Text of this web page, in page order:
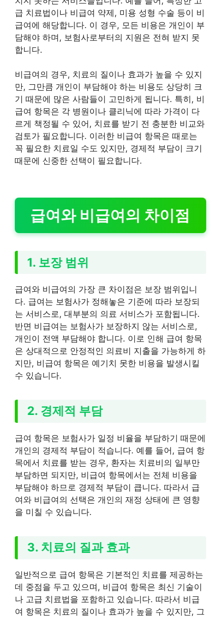
급 치료법이나 비급여 약제, 미용 성형 수술 등이 비
급여에 해당합니다. 이 경우, 모든 비용은 개인이 부
담해야 하며, 보험사로부터의 지원은 전혀 받지 못
합니다.
비급여의 경우, 치료의 질이나 효과가 높을 수 있지
만, 그만큼 개인이 부담해야 하는 비용도 상당히 크
기 때문에 많은 사람들이 고민하게 됩니다. 특히, 비
급여 항목은 각 병원이나 클리닉에 따라 가격이 다
르게 책정될 수 있어, 치료를 받기 전 충분한 비교와
검토가 필요합니다. 이러한 비급여 항목은 때로는
꼭 필요한 치료일 수도 있지만, 경제적 부담이 크기
때문에 신중한 선택이 필요합니다.
급여와 비급여의 차이점
1. 보장 범위
급여와 비급여의 가장 큰 차이점은 보장 범위입니
다. 급여는 보험사가 정해놓은 기준에 따라 보장되
는 서비스로, 대부분의 의료 서비스가 포함됩니다.
반면 비급여는 보험사가 보장하지 않는 서비스로,
개인이 전액 부담해야 합니다. 이로 인해 급여 항목
은 상대적으로 안정적인 의료비 지출을 가능하게 하
지만, 비급여 항목은 예기치 못한 비용을 발생시킬
수 있습니다.
2. 경제적 부담
급여 항목은 보험사가 일정 비율을 부담하기 때문에
개인의 경제적 부담이 적습니다. 예를 들어, 급여 항
목에서 치료를 받는 경우, 환자는 치료비의 일부만
부담하면 되지만, 비급여 항목에서는 전체 비용을
부담해야 하므로 경제적 부담이 큽니다. 따라서 급
여와 비급여의 선택은 개인의 재정 상태에 큰 영향
을 미칠 수 있습니다.
3. 치료의 질과 효과
일반적으로 급여 항목은 기본적인 치료를 제공하는
데 중점을 두고 있으며, 비급여 항목은 최신 기술이
나 고급 치료법을 포함하고 있습니다. 따라서 비급
여 항목은 치료의 질이나 효과가 높을 수 있지만, 그